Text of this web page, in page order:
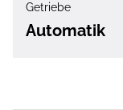
Getriebe
Automatik